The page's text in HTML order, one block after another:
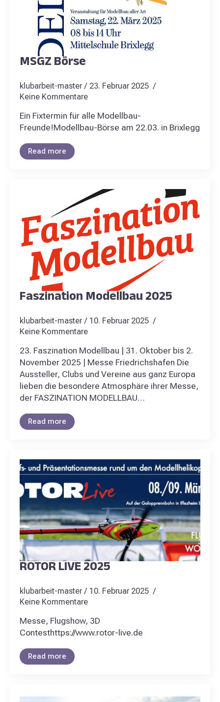
MSGZ Börse
klubarbeit-master
23. Februar 2025
Keine Kommentare
Ein Fixtermin für alle Modellbau-
Freunde!Modellbau-Börse am 22.03. in Brixlegg
Read more
Faszination Modellbau 2025
klubarbeit-master
10. Februar 2025
Keine Kommentare
23. Faszination Modellbau | 31. Oktober bis 2.
November 2025 | Messe Friedrichshafen Die
Aussteller, Clubs und Vereine aus ganz Europa
lieben die besondere Atmosphäre ihrer Messe,
der FASZINATION MODELLBAU…
Read more
ROTOR LIVE 2025
klubarbeit-master
10. Februar 2025
Keine Kommentare
Messe, Flugshow, 3D
Contesthttps://www.rotor-live.de
Read more